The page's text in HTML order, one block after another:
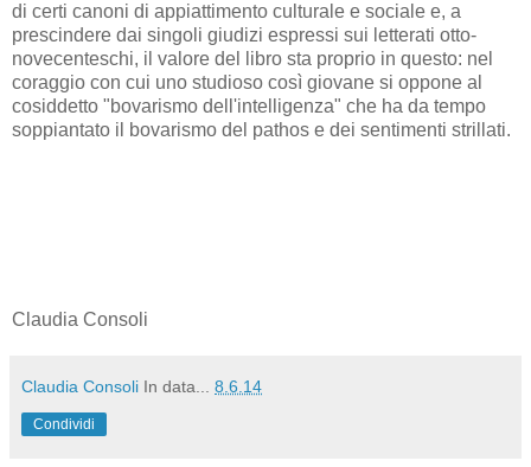
di certi canoni di appiattimento culturale e sociale e, a
prescindere dai singoli giudizi espressi sui letterati otto-
novecenteschi, il valore del libro sta proprio in questo: nel
coraggio con cui uno studioso così giovane si oppone al
cosiddetto "bovarismo dell'intelligenza" che ha da tempo
soppiantato il bovarismo del pathos e dei sentimenti strillati.
Claudia Consoli
Claudia Consoli In data... 8.6.14
Condividi